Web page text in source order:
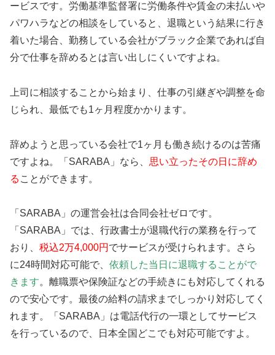
ービスです。労働基準監督署に労働条件や賃金の未払いや
パワハラなどの相談をしていると、退職という結果に行き
着いた場合、勤務している会社がブラック企業であれば自
分で仕事を辞めるとは言い出しにくいですよね。
上司に相談することから始まり、仕事の引継ぎや調整を命
じられ、最低でも1ヶ月程度かかります。
辞めようと思っている会社で1ヶ月も働き続けるのは苦痛
ですよね。「SARABA」なら、 思い立ったその日に辞め
る ことができます。
「SARABA」の運営会社は合同会社ゼロです。
「SARABA」では、行政書士が退職代行の業務を行って
おり、 税込2万4,000円 でサービスが受けられます。さら
に24時間対応可能で、 依頼した当日に退職することがで
きます。離職票や保険証などの手続きにも対応してくれる
ので安心です。最後の給料の請求までしっかり対応してく
れます。「SARABA」は電話代行の一環としてサービス
を行っているので、日本全国どこでも対応可能ですよ。